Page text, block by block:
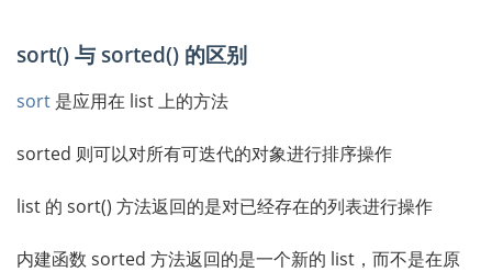
sort() 与 sorted() 的区别
sort 是应用在 list 上的方法
sorted 则可以对所有可迭代的对象进行排序操作
list 的 sort() 方法返回的是对已经存在的列表进行操作
内建函数 sorted 方法返回的是一个新的 list，而不是在原